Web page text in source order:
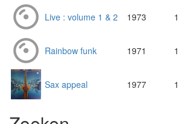
Live : volume 1 & 2 1973 1
Rainbow funk 1971 1
Sax appeal 1977 1